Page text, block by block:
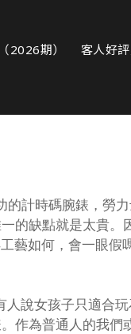
2026期） 客人好
計時碼腕錶，勞
的缺點就是太貴
藝如何，會一眼假
說女孩子只適合
作為普通人的我們